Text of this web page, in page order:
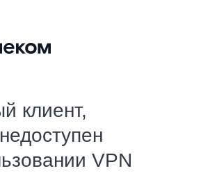
клиент,
VPN